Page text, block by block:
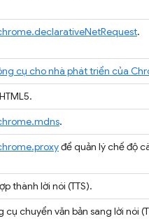
.
cụ cho nhà phát triển của
HTML5.
.
để quản lý chế độ
thành lời nói (TTS).
chuyển văn bản sang lời nói